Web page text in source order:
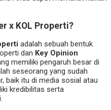
x KOL Properti?
adalah sebuah bentuk
dan Key Opinion
memiliki pengaruh besar di
seseorang yang sudah
baik itu di media sosial atau
kredibilitas serta